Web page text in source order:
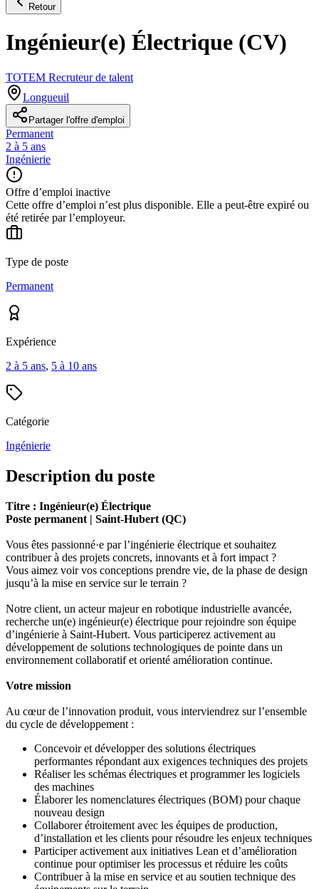
Retour
Ingénieur(e) Électrique (CV)
TOTEM Recruteur de talent
Longueuil
Partager l'offre d'emploi
Permanent
2 à 5 ans
Ingénierie
Offre d’emploi inactive
Cette offre d’emploi n’est plus disponible. Elle a peut-être expiré ou
été retirée par l’employeur.
Type de poste
Permanent
Expérience
2 à 5 ans, 5 à 10 ans
Catégorie
Ingénierie
Description du poste
Titre : Ingénieur(e) Électrique
Poste permanent | Saint-Hubert (QC)
Vous êtes passionné·e par l’ingénierie électrique et souhaitez
contribuer à des projets concrets, innovants et à fort impact ?
Vous aimez voir vos conceptions prendre vie, de la phase de design
jusqu’à la mise en service sur le terrain ?
Notre client, un acteur majeur en robotique industrielle avancée,
recherche un(e) ingénieur(e) électrique pour rejoindre son équipe
d’ingénierie à Saint-Hubert. Vous participerez activement au
développement de solutions technologiques de pointe dans un
environnement collaboratif et orienté amélioration continue.
Votre mission
Au cœur de l’innovation produit, vous interviendrez sur l’ensemble
du cycle de développement :
Concevoir et développer des solutions électriques
performantes répondant aux exigences techniques des projets
Réaliser les schémas électriques et programmer les logiciels
des machines
Élaborer les nomenclatures électriques (BOM) pour chaque
nouveau design
Collaborer étroitement avec les équipes de production,
d’installation et les clients pour résoudre les enjeux techniques
Participer activement aux initiatives Lean et d’amélioration
continue pour optimiser les processus et réduire les coûts
Contribuer à la mise en service et au soutien technique des